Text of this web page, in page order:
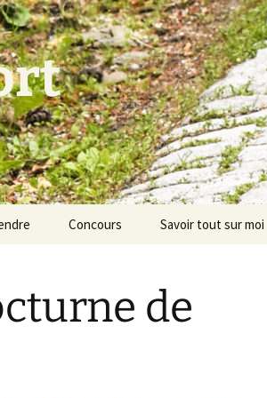
Concours Savoir tout sur moi
de